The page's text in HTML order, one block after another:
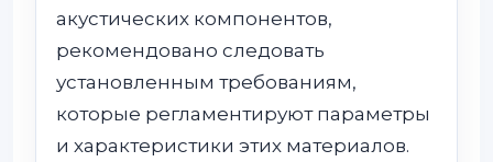
акустических компонентов,
рекомендовано следовать
установленным требованиям,
которые регламентируют параметры
и характеристики этих материалов.